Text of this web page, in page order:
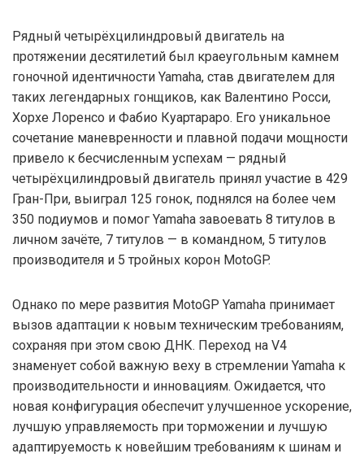
Рядный четырёхцилиндровый двигатель на
протяжении десятилетий был краеугольным камнем
гоночной идентичности Yamaha, став двигателем для
таких легендарных гонщиков, как Валентино Росси,
Хорхе Лоренсо и Фабио Куартараро. Его уникальное
сочетание маневренности и плавной подачи мощности
привело к бесчисленным успехам — рядный
четырёхцилиндровый двигатель принял участие в 429
Гран-При, выиграл 125 гонок, поднялся на более чем
350 подиумов и помог Yamaha завоевать 8 титулов в
личном зачёте, 7 титулов — в командном, 5 титулов
производителя и 5 тройных корон MotoGP.
Однако по мере развития MotoGP Yamaha принимает
вызов адаптации к новым техническим требованиям,
сохраняя при этом свою ДНК. Переход на V4
знаменует собой важную веху в стремлении Yamaha к
производительности и инновациям. Ожидается, что
новая конфигурация обеспечит улучшенное ускорение,
лучшую управляемость при торможении и лучшую
адаптируемость к новейшим требованиям к шинам и